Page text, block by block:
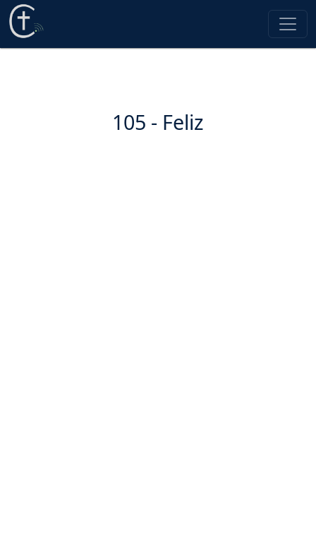
105 - Feliz